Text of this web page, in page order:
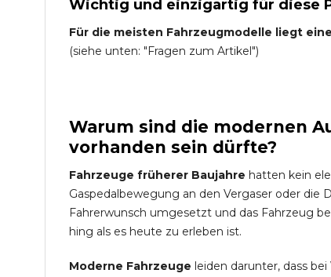
Wichtig und einzigartig für diese
Für die meisten Fahrzeugmodelle liegt
(siehe unten: "Fragen zum Artikel")
Warum sind die modernen
vorhanden sein dürfte?
Fahrzeuge früherer Baujahre hatten kein
Gaspedalbewegung an den Vergaser oder
Fahrerwunsch umgesetzt und das Fahrzeug
hing als es heute zu erleben ist.
Moderne Fahrzeuge leiden darunter, dass